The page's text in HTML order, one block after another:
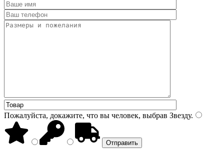
Пожалуйста, докажите, что вы человек, выбрав Звезду.